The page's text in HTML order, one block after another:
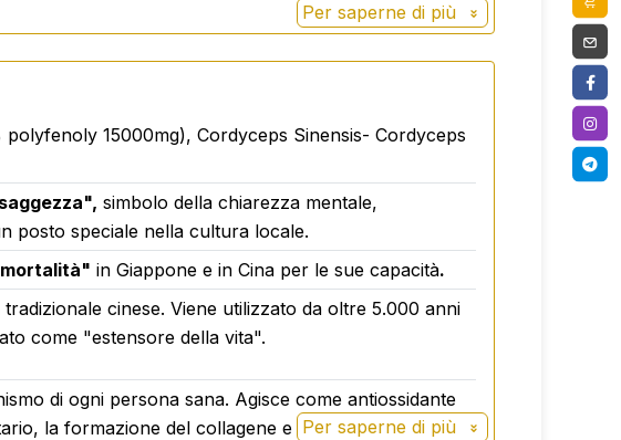
Per saperne di più
15000mg), Cordyceps Sinensis- Cordyceps
simbolo della chiarezza mentale,
posto speciale nella cultura locale.
in Giappone e in Cina per le sue capacità.
cinese. Viene utilizzato da oltre 5.000 anni
come "estensore della vita".
di ogni persona sana. Agisce come antiossidante
la formazione del collagene e l'assorbimento del
Per saperne di più